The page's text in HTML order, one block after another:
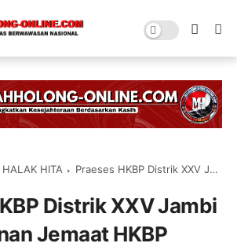
HALAK HITA Praeses HKBP Distrik XXV Jambi Dan Pimpinan Jemaat HKBP Jambi Hadiri Upacara HUT Bhayangkara Ke-79
Distrik XXV Jambi
Jemaat HKBP